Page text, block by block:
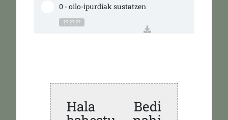
0 - oilo-ipurdiak sustatzen
??:??:??
Hala Bedi